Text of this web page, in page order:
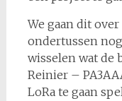
We gaan dit
ondertussen
wisselen wat de
Reinier –
LoRa te gaan